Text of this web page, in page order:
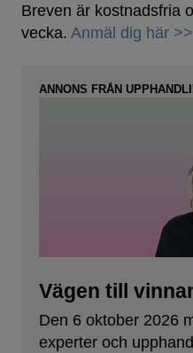
Breven är kostnadsfria
vecka. Anmäl dig här >>
ANNONS FRÅN
Vägen till
Den 6 oktober 2026
experter och